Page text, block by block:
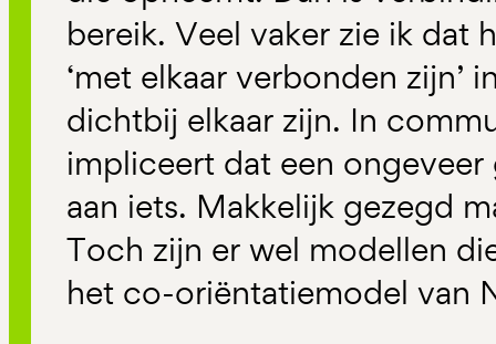
bereik. Veel vaker zie ik dat
‘met elkaar verbonden zijn’
dichtbij elkaar zijn. In
impliceert dat een
aan iets. Makkelijk gezegd
Toch zijn er wel modellen
het co-oriëntatiemodel van